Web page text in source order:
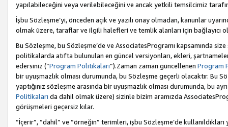
yapılabileceğini veya verilebileceğini ve ancak yetkili temsilcimiz
İşbu Sözleşme’yi, önceden açık ve yazılı onay olmadan, kanunlar
olmak üzere, taraflar ve ilgili halefleri ve temlik alanları için bağlayıcı
Bu Sözleşme, bu Sözleşme’de ve AssociatesProgramı kapsamında
politikalarda atıfta bulunulan en güncel versiyonları, ekleri,
edersiniz (“Program Politikaları”).Zaman zaman güncellenen Program
bir uyuşmazlık olması durumunda, bu Sözleşme geçerli olacaktır. Bu
yaptığınız sözleşme arasında bir uyuşmazlık olması durumunda, bu
Politikaları da dahil olmak üzere) sizinle bizim aramızda
görüşmeleri geçersiz kılar.
“İçerir”, “dahil” ve “örneğin” terimleri, işbu Sözleşme’de